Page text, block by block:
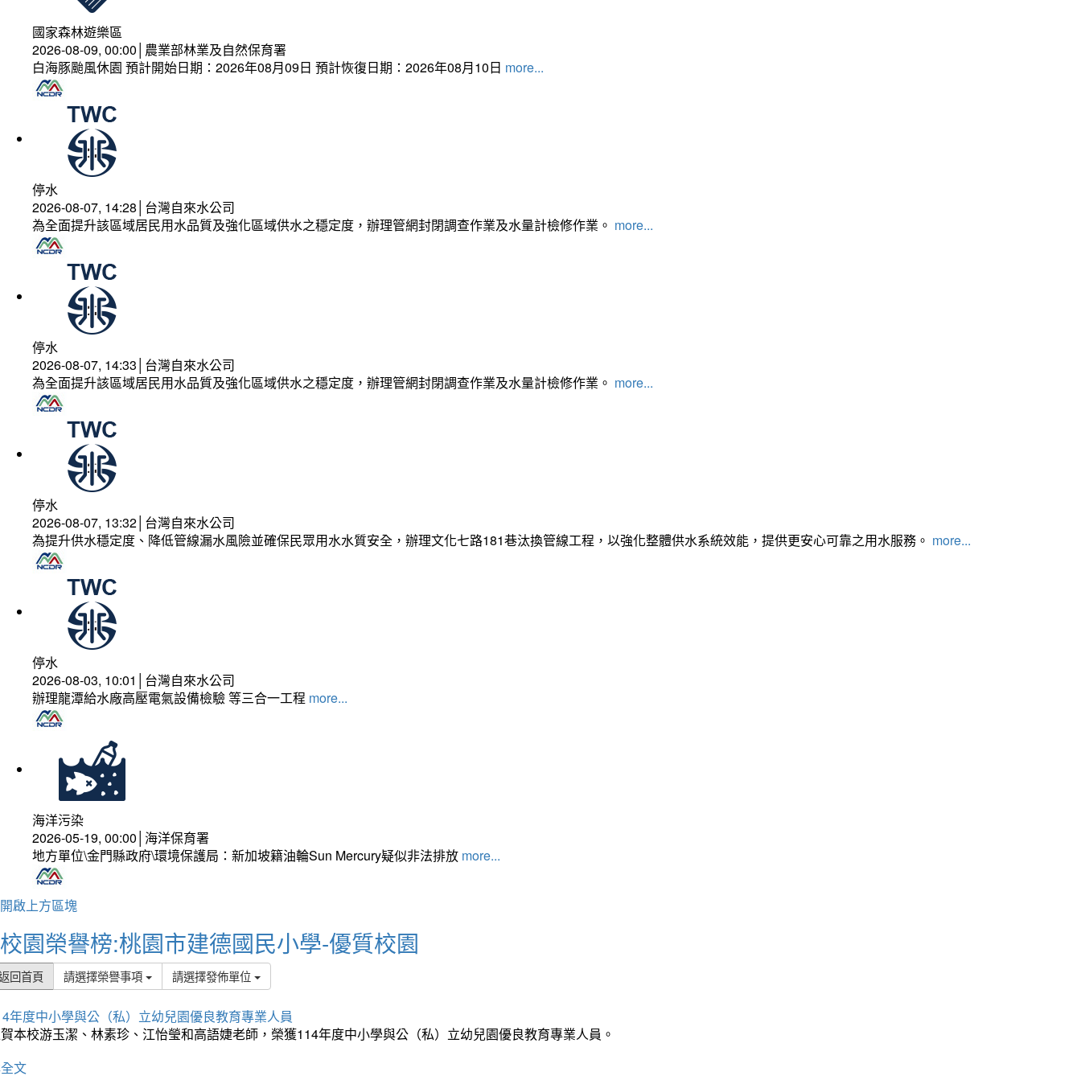
國家森林遊樂區
2026-08-09, 00:00│農業部林業及自然保育署
白海豚颱風休園 預計開始日期：2026年08月09日 預計恢復日期：2026年08月10日 more...
停水
2026-08-07, 14:28│台灣自來水公司
為全面提升該區域居民用水品質及強化區域供水之穩定度，辦理管網封閉調查作業及水量計檢修作業。 more...
停水
2026-08-07, 14:33│台灣自來水公司
為全面提升該區域居民用水品質及強化區域供水之穩定度，辦理管網封閉調查作業及水量計檢修作業。 more...
停水
2026-08-07, 13:32│台灣自來水公司
為提升供水穩定度、降低管線漏水風險並確保民眾用水水質安全，辦理文化七路181巷汰換管線工程，以強化整體供水系統效能，提供更安心可靠之用水服務。 more...
停水
2026-08-03, 10:01│台灣自來水公司
辦理龍潭給水廠高壓電氣設備檢驗 等三合一工程 more...
海洋污染
2026-05-19, 00:00│海洋保育署
地方單位\金門縣政府\環境保護局：新加坡籍油輪Sun Mercury疑似非法排放 more...
開啟上方區塊
校園榮譽榜:桃園市建德國民小學-優質校園
回首頁 請選擇榮譽事項 請選擇發佈單位
年度中小學與公（私）立幼兒園優良教育專業人員
本校游玉潔、林素珍、江怡瑩和高語婕老師，榮獲114年度中小學與公（私）立幼兒園優良教育專業人員。
文